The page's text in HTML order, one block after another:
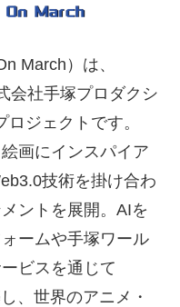
March）は、
会社手塚プロダクシ
ジェクトです。
画にインスパイア
技術を掛け合わ
ントを展開。AIを
ームや手塚ワール
ビスを通じて
、世界のアニメ・